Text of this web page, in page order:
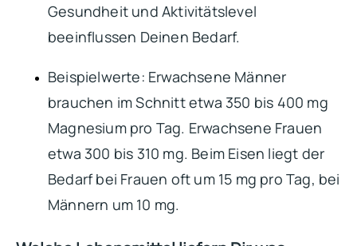
Gesundheit und Aktivitätslevel
beeinflussen Deinen Bedarf.
Beispielwerte: Erwachsene Männer
brauchen im Schnitt etwa 350 bis 400 mg
Magnesium pro Tag. Erwachsene Frauen
etwa 300 bis 310 mg. Beim Eisen liegt der
Bedarf bei Frauen oft um 15 mg pro Tag, bei
Männern um 10 mg.